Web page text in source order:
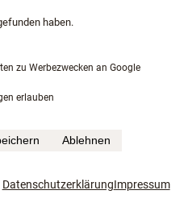
Federn, die Weichheit
Qualität, wie z. B.
haben.
zu Werbezwecken an Google
erlauben
Ablehnen
DatenschutzerklärungImpressum